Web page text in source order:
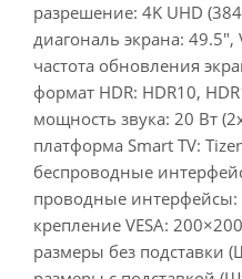
разрешение: 4K UHD
диагональ экрана: 49.5",
частота обновления
формат HDR: HDR10,
мощность звука: 20 Вт
платформа Smart TV:
беспроводные
проводные интерфейсы:
крепление VESA:
размеры без подставки